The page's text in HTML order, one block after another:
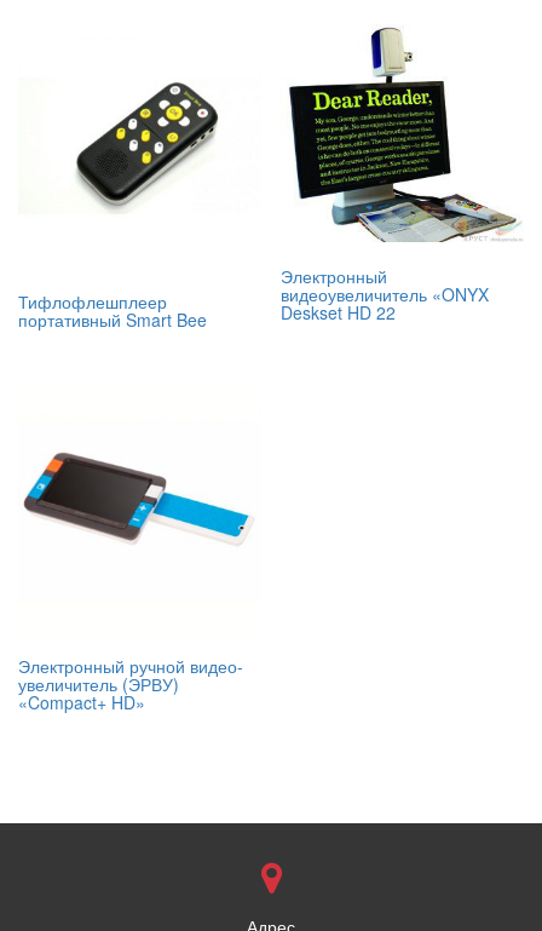
Тифлофлешплеер
портативный Smart Bee
Электронный
видеоувеличитель «ONYX
Deskset HD 22
Электронный ручной видео-
увеличитель (ЭРВУ)
«Compact+ HD»